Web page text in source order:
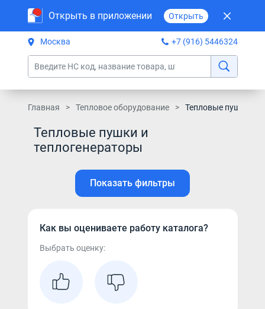
Открыть в приложении Открыть
Москва +7 (916) 5446324
Главная Тепловое оборудование Тепловые пушки и
Тепловые пушки и
теплогенераторы
Показать фильтры
Как вы оцениваете работу каталога?
Выбрать оценку: